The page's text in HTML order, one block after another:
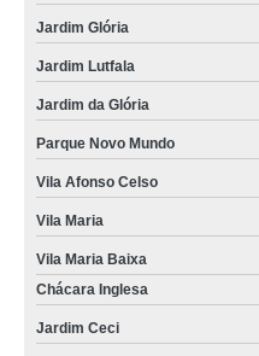
Jardim Glória
Jardim Lutfala
Jardim da Glória
Parque Novo Mundo
Vila Afonso Celso
Vila Maria
Vila Maria Baixa
Chácara Inglesa
Jardim Ceci